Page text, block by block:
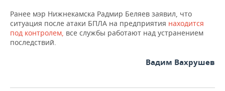
Ранее мэр Нижнекамска Радмир Беляев заявил, что
ситуация после атаки БПЛА на предприятия находится
под контролем, все службы работают над устранением
последствий.
Вадим Вахрушев